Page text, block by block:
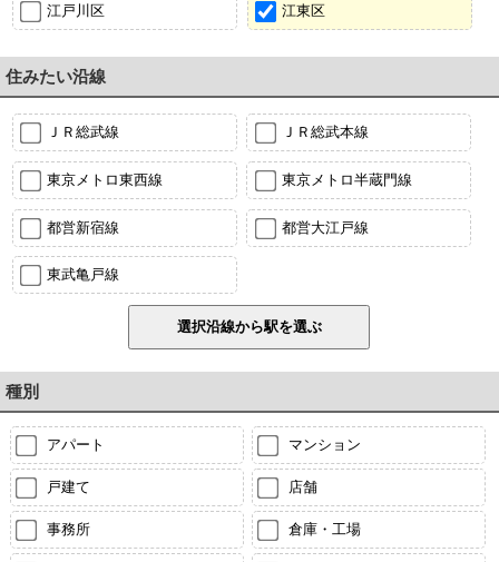
江戸川区 江東区
住みたい沿線
ＪＲ総武線 ＪＲ総武本線
東京メトロ東西線 東京メトロ半蔵門線
都営新宿線 都営大江戸線
東武亀戸線
種別
アパート マンション
戸建て 店舗
事務所 倉庫・工場